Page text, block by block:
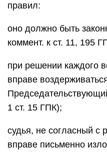
правил:
оно должно быть
коммент. к ст. 11, 195
при решении каждого
вправе
1 ст. 15 ГПК);
судья, не согласный с
вправе письменно